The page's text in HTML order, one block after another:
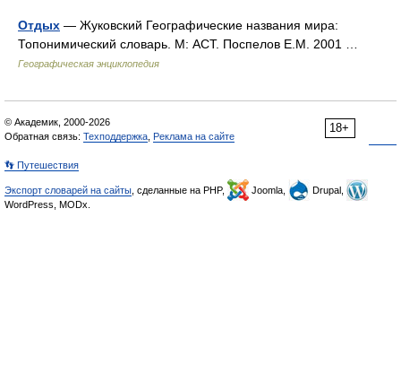
Отдых — Жуковский Географические названия мира:
Топонимический словарь. М: АСТ. Поспелов Е.М. 2001 …
Географическая энциклопедия
18+
© Академик, 2000-2026
Обратная связь: Техподдержка Реклама на сайте
👣 Путешествия
Экспорт словарей на сайты , сделанные на PHP, Joomla,
Drupal,
WordPress, MODx.